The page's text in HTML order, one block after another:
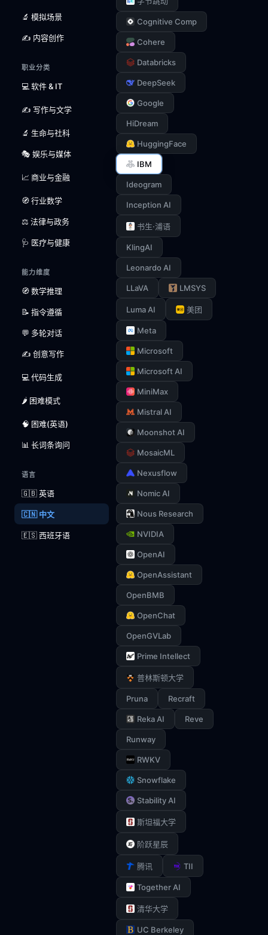
🔬 模拟场景
✍️ 内容创作
职业分类
💻 软件 & IT
✍️ 写作与文学
🔬 生命与社科
🎭 娱乐与媒体
📈 商业与金融
🧭 行业数学
⚖️ 法律与政务
🩺 医疗与健康
能力维度
🧭 数学推理
📝 指令遵循
💬 多轮对话
✍️ 创意写作
💻 代码生成
🌶️ 困难模式
🧠 困难(英语)
📊 长词条询问
语言
🇬🇧 英语
🇨🇳 中文
🇪🇸 西班牙语
Cognitive Comp
Cohere
Databricks
DeepSeek
Google
HiDream
HuggingFace
IBM
Ideogram
Inception AI
书生·浦语
KlingAI
Leonardo AI
LLaVA LMSYS
Luma AI 美团
Meta
Microsoft
Microsoft AI
MiniMax
Mistral AI
Moonshot AI
MosaicML
Nexusflow
Nomic AI
Nous Research
NVIDIA
OpenAI
OpenAssistant
OpenBMB
OpenChat
OpenGVLab
Prime Intellect
普林斯顿大学
Pruna Recraft
Reka AI Reve
Runway
RWKV
Snowflake
Stability AI
斯坦福大学
阶跃星辰
腾讯 TII
Together AI
清华大学
UC Berkeley